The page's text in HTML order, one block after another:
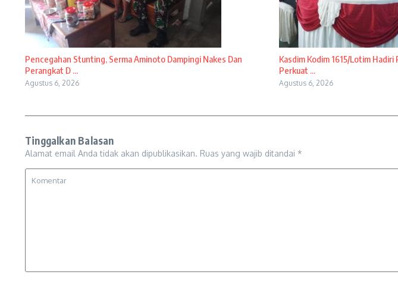
Pencegahan Stunting, Serma Aminoto Dampingi Nakes Dan
Perangkat D ...
Agustus 6, 2026
Kasdim Kodim 1615/Lotim
Perkuat ...
Agustus 6, 2026
Tinggalkan Balasan
Alamat email Anda tidak akan dipublikasikan. Ruas yang wajib ditandai *